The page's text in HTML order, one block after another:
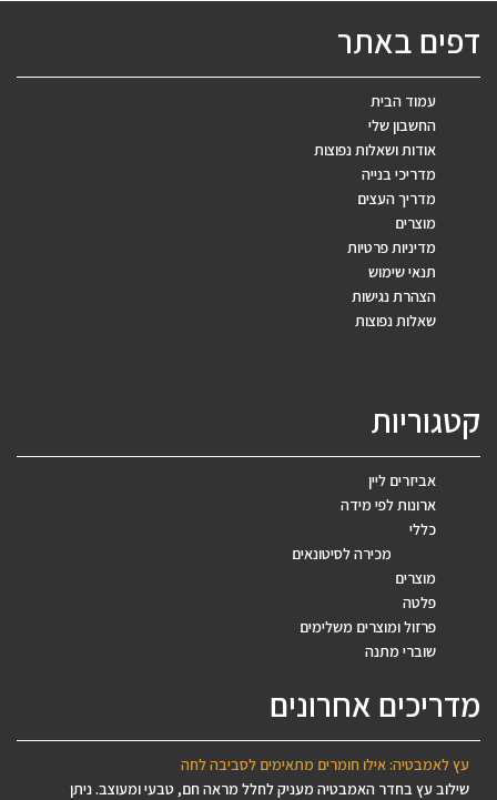
דפים באתר
עמוד הבית
החשבון שלי
אודות ושאלות נפוצות
מדריכי בנייה
מדריך העצים
מוצרים
מדיניות פרטיות
תנאי שימוש
הצהרת נגישות
שאלות נפוצות
קטגוריות
אביזרים ליין
ארונות לפי מידה
כללי
מכירה לסיטונאים
מוצרים
פלטה
פרזול ומוצרים משלימים
שוברי מתנה
מדריכים אחרונים
עץ לאמבטיה: אילו חומרים מתאימים לסביבה לחה
שילוב עץ בחדר האמבטיה מעניק לחלל מראה חם, טבעי ומעוצב. ניתן